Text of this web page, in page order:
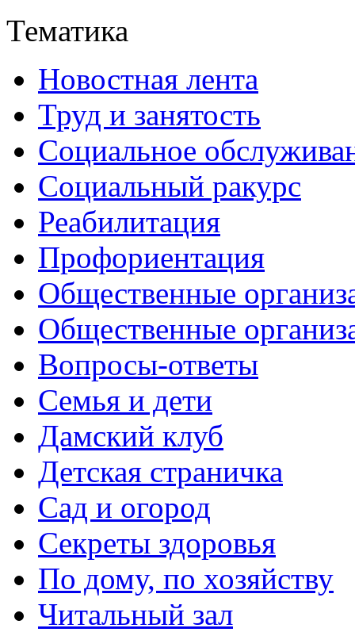
Тематика
Новостная лента
Труд и занятость
Социальное
Социальный ракурс
Реабилитация
Профориентация
Общественные
Общественные
Вопросы-ответы
Семья и дети
Дамский клуб
Детская страничка
Сад и огород
Секреты здоровья
По дому, по хозяйству
Читальный зал